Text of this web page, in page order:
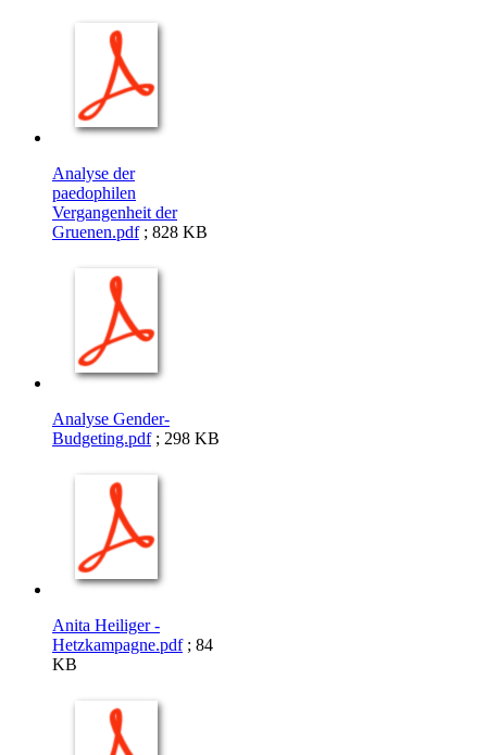
Analyse der
paedophilen
Vergangenheit der
Gruenen.pdf; 828 KB
Analyse Gender-
Budgeting.pdf; 298 KB
Anita Heiliger -
Hetzkampagne.pdf; 84
KB